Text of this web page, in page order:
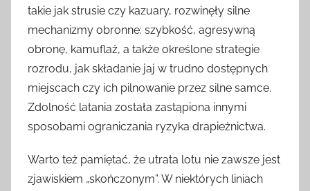
takie jak strusie czy kazuary, rozwinęły silne
mechanizmy obronne: szybkość, agresywną
obronę, kamuflaż, a także określone strategie
rozrodu, jak składanie jaj w trudno dostępnych
miejscach czy ich pilnowanie przez silne samce.
Zdolność latania została zastąpiona innymi
sposobami ograniczania ryzyka drapieżnictwa.
Warto też pamiętać, że utrata lotu nie zawsze jest
zjawiskiem „skończonym”. W niektórych liniach